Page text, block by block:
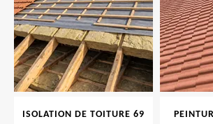
ISOLATION DE TOITURE 69